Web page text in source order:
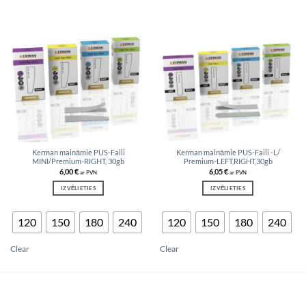
wishlist
Kerman maināmie PUS-Faili
MINI/Premium-RIGHT, 30gb
6,00€ ar PVN
IZVĒLIETIES
product
has
multiple
120 150 180 240
Clear
Kerman maināmie PUS-Faili -L/
Premium-LEFT,RIGHT,30gb
6,05€ ar PVN
IZVĒLIETIES
product
has
multiple
120 150 180 240
Clear